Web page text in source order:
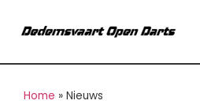
Home » Nieuws